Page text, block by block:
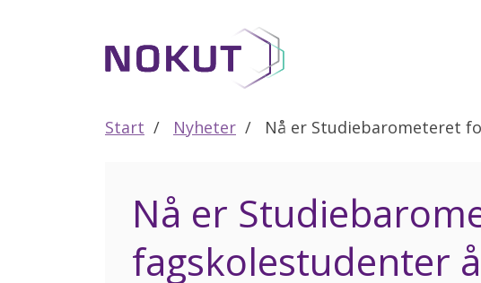
Start Nyheter Nå er Studiebarometeret
Nå er
fagskolestudenter